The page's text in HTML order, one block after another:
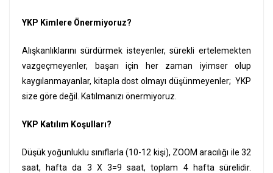
YKP Kimlere Önermiyoruz?
Alışkanlıklarını sürdürmek isteyenler, sürekli ertelemekten
vazgeçmeyenler, başarı için her zaman iyimser olup
kaygılanmayanlar, kitapla dost olmayı düşünmeyenler; YKP
size göre değil. Katılmanızı önermiyoruz.
YKP Katılım Koşulları?
Düşük yoğunluklu sınıflarla (10-12 kişi), ZOOM aracılığı ile 32
saat, hafta da 3 X 3=9 saat, toplam 4 hafta sürelidir.